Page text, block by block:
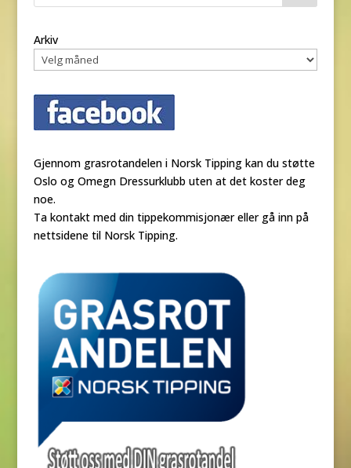
Arkiv
Gjennom grasrotandelen i Norsk Tipping kan du støtte
Oslo og Omegn Dressurklubb uten at det koster deg
noe.
Ta kontakt med din tippekommisjonær eller gå inn på
nettsidene til Norsk Tipping.